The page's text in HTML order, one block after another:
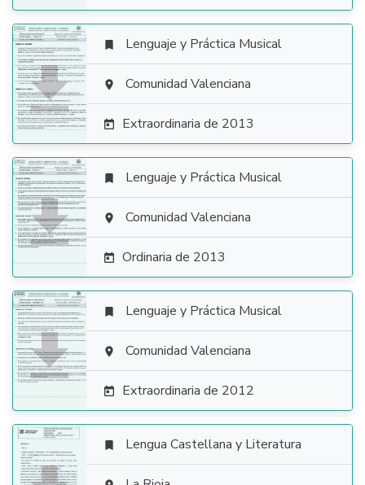

 Lenguaje y Práctica Musical
 Comunidad Valenciana
 Extraordinaria de 2013

 Lenguaje y Práctica Musical
 Comunidad Valenciana
 Ordinaria de 2013

 Lenguaje y Práctica Musical
 Comunidad Valenciana
 Extraordinaria de 2012
 Lengua Castellana y Literatura